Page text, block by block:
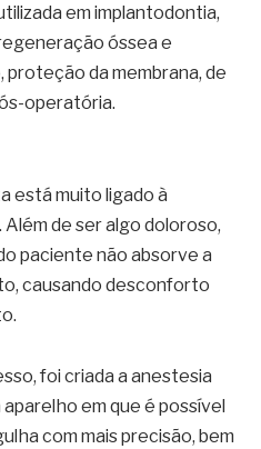
em implantodontia,
óssea e
da membrana, de
operatória.
está muito ligado à
de ser algo doloroso,
paciente não absorve a
causando desconforto
foi criada a anestesia
em que é possível
com mais precisão, bem